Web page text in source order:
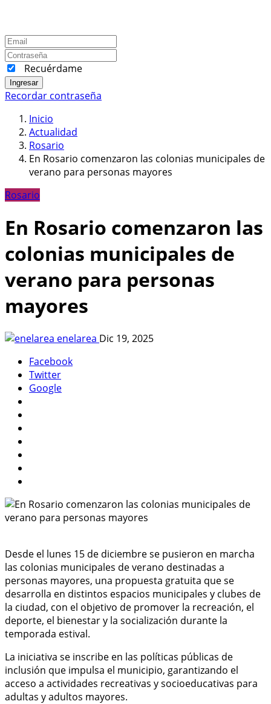
Recuérdame
Ingresar
Recordar contraseña
Inicio
Actualidad
Rosario
En Rosario comenzaron las colonias municipales de
verano para personas mayores
Rosario
En Rosario comenzaron las
colonias municipales de
verano para personas
mayores
enelarea Dic 19, 2025
Facebook
Twitter
Google
Desde el lunes 15 de diciembre se pusieron en marcha
las colonias municipales de verano destinadas a
personas mayores, una propuesta gratuita que se
desarrolla en distintos espacios municipales y clubes de
la ciudad, con el objetivo de promover la recreación, el
deporte, el bienestar y la socialización durante la
temporada estival.
La iniciativa se inscribe en las políticas públicas de
inclusión que impulsa el municipio, garantizando el
acceso a actividades recreativas y socioeducativas para
adultas y adultos mayores.